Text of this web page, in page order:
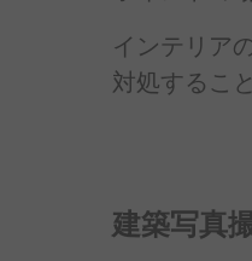
インテリア
対処する こ
建築写真